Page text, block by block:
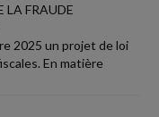
LA FRAUDE
2025 un projet de loi
En matière